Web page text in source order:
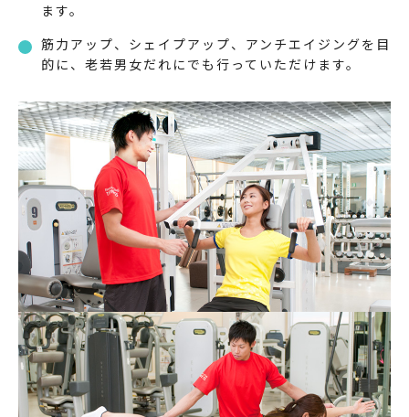
ます。
筋力アップ、シェイプアップ、アンチエイジングを目
的に、老若男女だれにでも行っていただけます。